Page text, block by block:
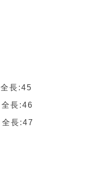
全長:45
全長:46
全長:47